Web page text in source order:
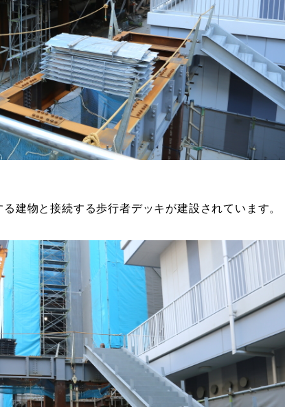
建物と接続する歩行者デッキが建設されています。